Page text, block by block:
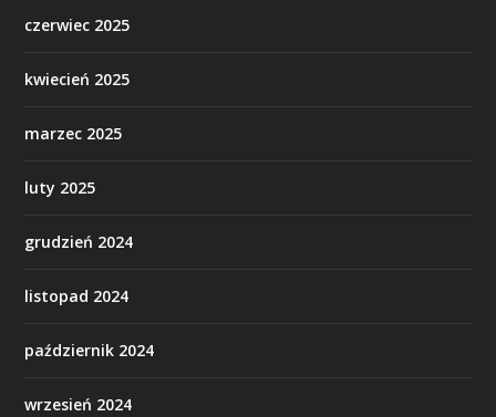
czerwiec 2025
kwiecień 2025
marzec 2025
luty 2025
grudzień 2024
listopad 2024
październik 2024
wrzesień 2024